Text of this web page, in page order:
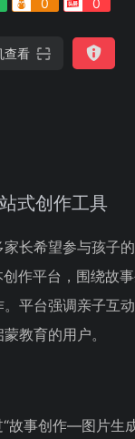
0 0
查看
式创作工具
长希望参与孩子
作平台，围绕故
平台强调亲子互
教育的用户。
故事创作—图片生